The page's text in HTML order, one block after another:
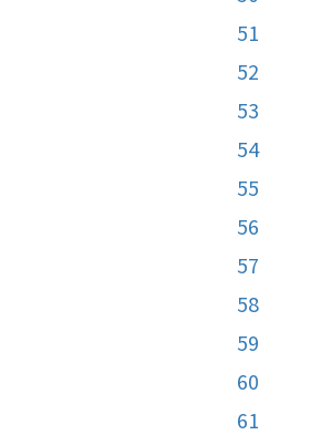
51
52
53
54
55
56
57
58
59
60
61